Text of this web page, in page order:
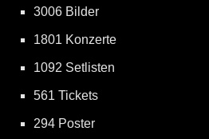
3006 Bilder
1801 Konzerte
1092 Setlisten
561 Tickets
294 Poster